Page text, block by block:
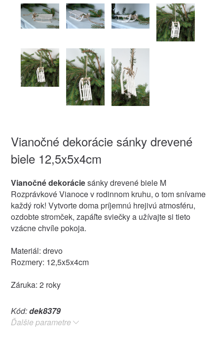
Vianočné dekorácie sánky drevené
biele 12,5x5x4cm
Vianočné dekoráciesánky drevené biele M
Rozprávkové Vianoce v rodinnom kruhu, o tom snívame
každý rok! Vytvorte doma príjemnú hrejivú atmosféru,
ozdobte stromček, zapáľte sviečky a užívajte si tieto
vzácne chvíle pokoja.
Materiál: drevo
Rozmery: 12,5x5x4cm
Záruka: 2 roky
Kód:dek8379
Ďalšie parametre